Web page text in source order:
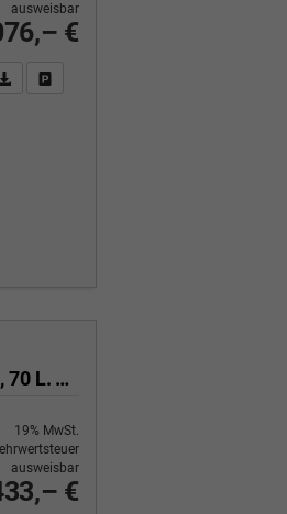
€
ausweisbar
Sie an
PDF-Fahrzeugexposé drucken
Plus lang 2.0 TDI SCR 81 kW6-Gang, max. 6 Sitze, Klimaanlage, 70 L. Tank.,
€
19% MwSt.
ausweisbar